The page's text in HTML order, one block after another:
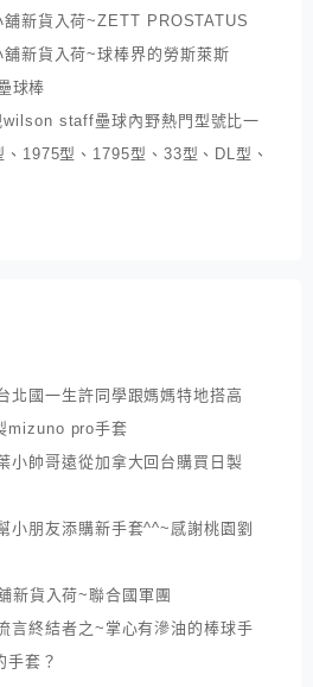
新貨入荷~ZETT PROSTATUS
新貨入荷~球棒界的勞斯萊斯
球棒
wilson staff壘球內野熱門型號比一
1975型、1795型、33型、DL型、
北國一生許同學跟媽媽特地搭高
mizuno pro手套
小帥哥遠從加拿大回台購買日製
小朋友添購新手套^^~感謝桃園劉
新貨入荷~聯合國軍團
言終結者之~掌心有滲油的棒球手
手套？